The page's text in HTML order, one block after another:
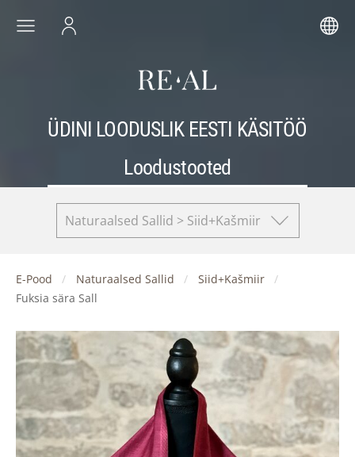
ÜDINI LOODUSLIK EESTI KÄSITÖÖ
Loodustooted
Naturaalsed Sallid > Siid+Kašmiir
E-Pood Naturaalsed Sallid
Siid+Kašmiir
Fuksia sära Sall